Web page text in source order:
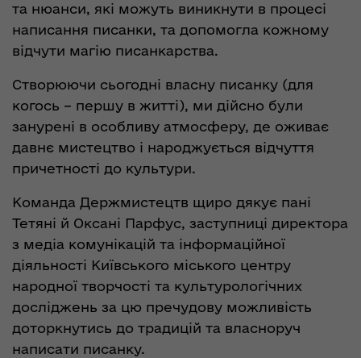
та нюанси, які можуть виникнути в процесі
написання писанки, та допомогла кожному
відчути магію писанкарства.
Створюючи сьогодні власну писанку (для
когось – першу в житті), ми дійсно були
занурені в особливу атмосферу, де оживає
давнє мистецтво і народжується відчуття
причетності до культури.
Команда Держмистецтв щиро дякує пані
Тетяні й Оксані Парфус, заступниці директора
з медіа комунікацій та інформаційної
діяльності Київського міського центру
народної творчості та культурологічних
досліджень за цю пречудову можливість
доторкнутись до традицій та власноруч
написати писанку.